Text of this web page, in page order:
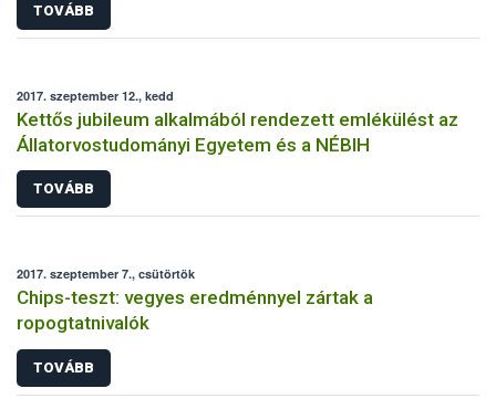
TOVÁBB
2017. szeptember 12., kedd
Kettős jubileum alkalmából rendezett emlékülést az
Állatorvostudományi Egyetem és a NÉBIH
TOVÁBB
2017. szeptember 7., csütörtök
Chips-teszt: vegyes eredménnyel zártak a
ropogtatnivalók
TOVÁBB